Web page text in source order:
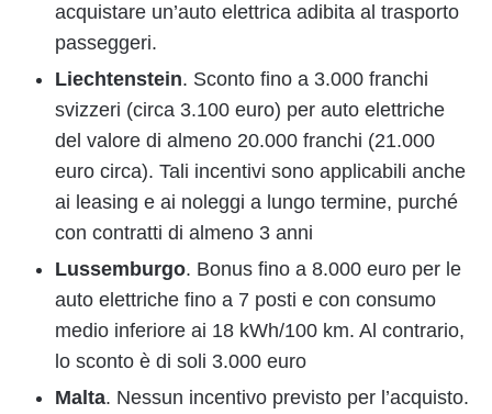
acquistare un’auto elettrica adibita al trasporto
passeggeri.
Liechtenstein. Sconto fino a 3.000 franchi
svizzeri (circa 3.100 euro) per auto elettriche
del valore di almeno 20.000 franchi (21.000
euro circa). Tali incentivi sono applicabili anche
ai leasing e ai noleggi a lungo termine, purché
con contratti di almeno 3 anni
Lussemburgo. Bonus fino a 8.000 euro per le
auto elettriche fino a 7 posti e con consumo
medio inferiore ai 18 kWh/100 km. Al contrario,
lo sconto è di soli 3.000 euro
Malta. Nessun incentivo previsto per l’acquisto.